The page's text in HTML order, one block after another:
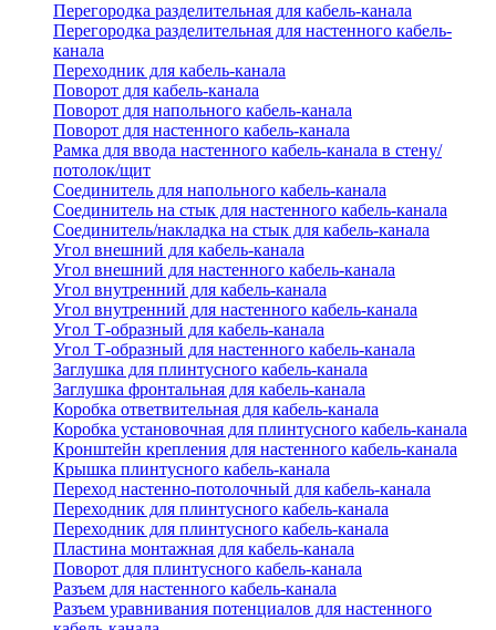
Перегородка разделительная для кабель-канала
Перегородка разделительная для настенного кабель-
канала
Переходник для кабель-канала
Поворот для кабель-канала
Поворот для напольного кабель-канала
Поворот для настенного кабель-канала
Рамка для ввода настенного кабель-канала в стену/
потолок/щит
Соединитель для напольного кабель-канала
Соединитель на стык для настенного кабель-канала
Соединитель/накладка на стык для кабель-канала
Угол внешний для кабель-канала
Угол внешний для настенного кабель-канала
Угол внутренний для кабель-канала
Угол внутренний для настенного кабель-канала
Угол Т-образный для кабель-канала
Угол Т-образный для настенного кабель-канала
Заглушка для плинтусного кабель-канала
Заглушка фронтальная для кабель-канала
Коробка ответвительная для кабель-канала
Коробка установочная для плинтусного кабель-канала
Кронштейн крепления для настенного кабель-канала
Крышка плинтусного кабель-канала
Переход настенно-потолочный для кабель-канала
Переходник для плинтусного кабель-канала
Переходник для плинтусного кабель-канала
Пластина монтажная для кабель-канала
Поворот для плинтусного кабель-канала
Разъем для настенного кабель-канала
Разъем уравнивания потенциалов для настенного